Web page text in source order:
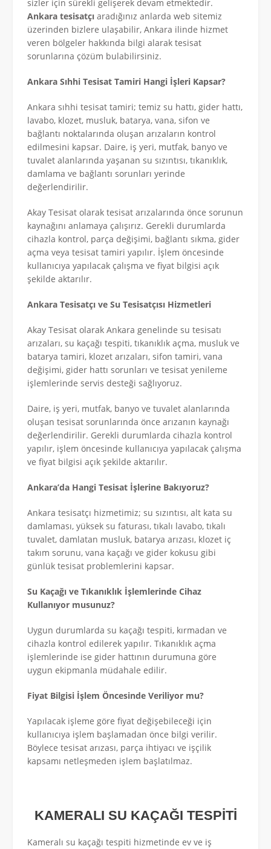
sizler için sürekli gelişerek devam etmektedir.
Ankara tesisatçı aradığınız anlarda web sitemiz
üzerinden bizlere ulaşabilir, Ankara ilinde hizmet
veren bölgeler hakkında bilgi alarak tesisat
sorunlarına çözüm bulabilirsiniz.
Ankara Sıhhi Tesisat Tamiri Hangi İşleri Kapsar?
Ankara sıhhi tesisat tamiri; temiz su hattı, gider hattı,
lavabo, klozet, musluk, batarya, vana, sifon ve
bağlantı noktalarında oluşan arızaların kontrol
edilmesini kapsar. Daire, iş yeri, mutfak, banyo ve
tuvalet alanlarında yaşanan su sızıntısı, tıkanıklık,
damlama ve bağlantı sorunları yerinde
değerlendirilir.
Akay Tesisat olarak tesisat arızalarında önce sorunun
kaynağını anlamaya çalışırız. Gerekli durumlarda
cihazla kontrol, parça değişimi, bağlantı sıkma, gider
açma veya tesisat tamiri yapılır. İşlem öncesinde
kullanıcıya yapılacak çalışma ve fiyat bilgisi açık
şekilde aktarılır.
Ankara Tesisatçı ve Su Tesisatçısı Hizmetleri
Akay Tesisat olarak Ankara genelinde su tesisatı
arızaları, su kaçağı tespiti, tıkanıklık açma, musluk ve
batarya tamiri, klozet arızaları, sifon tamiri, vana
değişimi, gider hattı sorunları ve tesisat yenileme
işlemlerinde servis desteği sağlıyoruz.
Daire, iş yeri, mutfak, banyo ve tuvalet alanlarında
oluşan tesisat sorunlarında önce arızanın kaynağı
değerlendirilir. Gerekli durumlarda cihazla kontrol
yapılır, işlem öncesinde kullanıcıya yapılacak çalışma
ve fiyat bilgisi açık şekilde aktarılır.
Ankara’da Hangi Tesisat İşlerine Bakıyoruz?
Ankara tesisatçı hizmetimiz; su sızıntısı, alt kata su
damlaması, yüksek su faturası, tıkalı lavabo, tıkalı
tuvalet, damlatan musluk, batarya arızası, klozet iç
takım sorunu, vana kaçağı ve gider kokusu gibi
günlük tesisat problemlerini kapsar.
Su Kaçağı ve Tıkanıklık İşlemlerinde Cihaz
Kullanıyor musunuz?
Uygun durumlarda su kaçağı tespiti, kırmadan ve
cihazla kontrol edilerek yapılır. Tıkanıklık açma
işlemlerinde ise gider hattının durumuna göre
uygun ekipmanla müdahale edilir.
Fiyat Bilgisi İşlem Öncesinde Veriliyor mu?
Yapılacak işleme göre fiyat değişebileceği için
kullanıcıya işlem başlamadan önce bilgi verilir.
Böylece tesisat arızası, parça ihtiyacı ve işçilik
kapsamı netleşmeden işlem başlatılmaz.
KAMERALI SU KAÇAĞI TESPİTİ
Kameralı su kaçağı tespiti hizmetinde ev ve iş